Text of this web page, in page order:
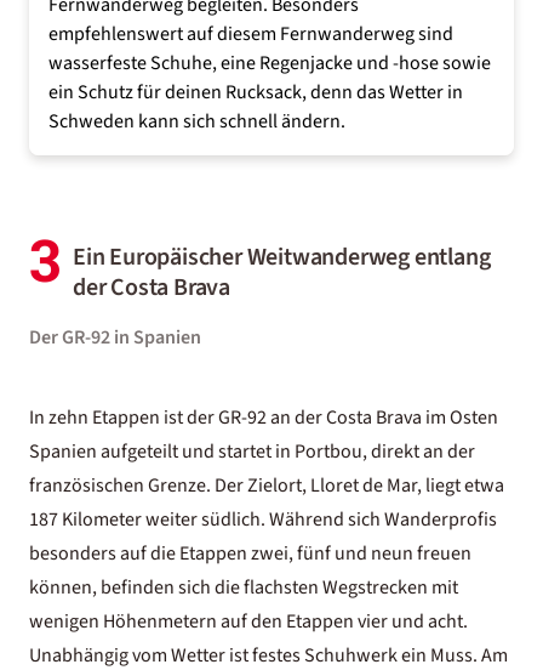
empfehlenswert auf diesem Fernwanderweg sind
wasserfeste Schuhe, eine Regenjacke und -hose sowie
ein Schutz für deinen Rucksack, denn das Wetter in
Schweden kann sich schnell ändern.
3 Ein Europäischer Weitwanderweg entlang
der Costa Brava
Der GR-92 in Spanien
In zehn Etappen ist der GR-92 an der Costa Brava im Osten
Spanien aufgeteilt und startet in Portbou, direkt an der
französischen Grenze. Der Zielort,Lloret de Mar, liegt etwa
187 Kilometer weiter südlich. Während sich Wanderprofis
besonders auf die Etappen zwei, fünf und neun freuen
können, befinden sich die flachsten Wegstrecken mit
wenigen Höhenmetern auf den Etappen vier und acht.
Unabhängig vom Wetter ist festes Schuhwerk ein Muss. Am